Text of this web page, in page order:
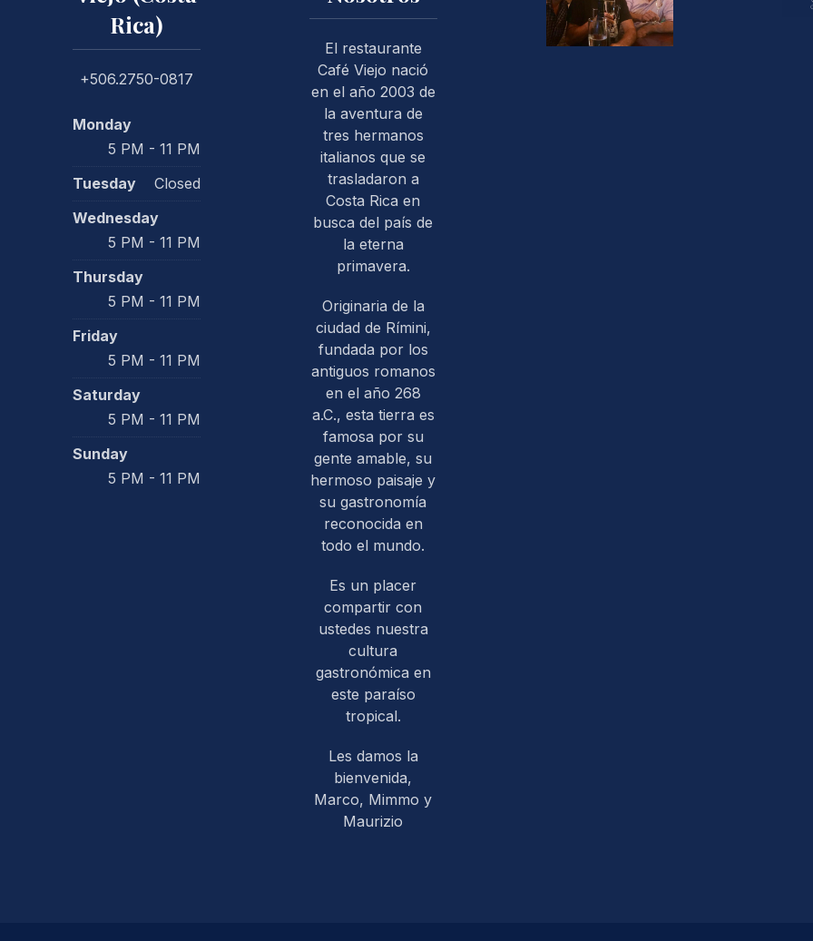
Rica)
+506.2750-0817
Monday
5 PM - 11 PM
Tuesday
Closed
Wednesday
5 PM - 11 PM
Thursday
5 PM - 11 PM
Friday
5 PM - 11 PM
Saturday
5 PM - 11 PM
Sunday
5 PM - 11 PM
El restaurante
Café Viejo nació
en el año 2003 de
la aventura de
tres hermanos
italianos que se
trasladaron a
Costa Rica en
busca del país de
la eterna
primavera.
Originaria de la
ciudad de Rímini,
fundada por los
antiguos romanos
en el año 268
a.C., esta tierra es
famosa por su
gente amable, su
hermoso paisaje y
su gastronomía
reconocida en
todo el mundo.
Es un placer
compartir con
ustedes nuestra
cultura
gastronómica en
este paraíso
tropical.
Les damos la
bienvenida,
Marco, Mimmo y
Maurizio